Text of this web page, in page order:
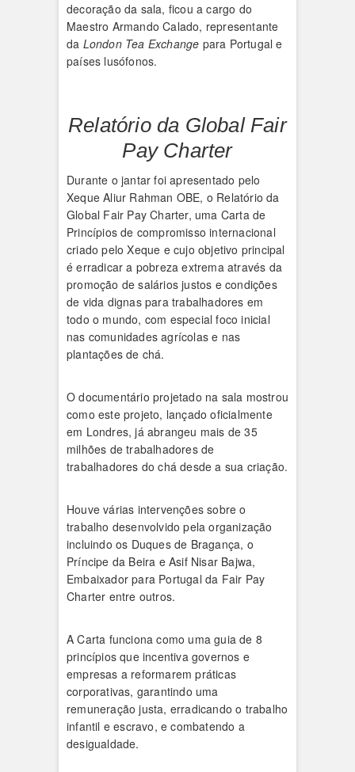
decoração da sala, ficou a cargo do
Maestro Armando Calado, representante
da London Tea Exchange para Portugal e
países lusófonos.
Relatório da Global Fair
Pay Charter
Durante o jantar foi apresentado pelo
Xeque Aliur Rahman OBE, o Relatório da
Global Fair Pay Charter, uma Carta de
Princípios de compromisso internacional
criado pelo Xeque e cujo objetivo principal
é erradicar a pobreza extrema através da
promoção de salários justos e condições
de vida dignas para trabalhadores em
todo o mundo, com especial foco inicial
nas comunidades agrícolas e nas
plantações de chá.
O documentário projetado na sala mostrou
como este projeto, lançado oficialmente
em Londres, já abrangeu mais de 35
milhões de trabalhadores de
trabalhadores do chá desde a sua criação.
Houve várias intervenções sobre o
trabalho desenvolvido pela organização
incluindo os Duques de Bragança, o
Príncipe da Beira e Asif Nisar Bajwa,
Embaixador para Portugal da Fair Pay
Charter entre outros.
A Carta funciona como uma guia de 8
princípios que incentiva governos e
empresas a reformarem práticas
corporativas, garantindo uma
remuneração justa, erradicando o trabalho
infantil e escravo, e combatendo a
desigualdade.